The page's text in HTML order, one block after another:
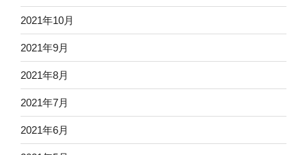
2021年10月
2021年9月
2021年8月
2021年7月
2021年6月